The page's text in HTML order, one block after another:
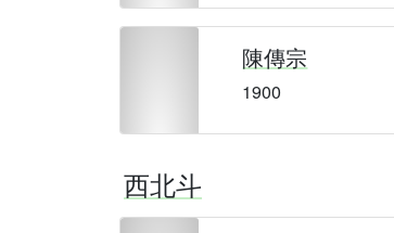
陳傳宗
1900
西北斗